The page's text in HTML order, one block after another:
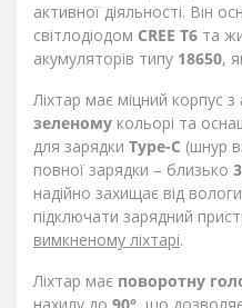
активної діяльності. Він
світлодіодом CREE T6 та
акумуляторів типу 18650,
Ліхтар має міцний корпус з
зеленому кольорі та
для зарядки Type-C (шнур
повної зарядки – близько
надійно захищає від
підключати зарядний
вимкненому ліхтарі.
Ліхтар має поворотну